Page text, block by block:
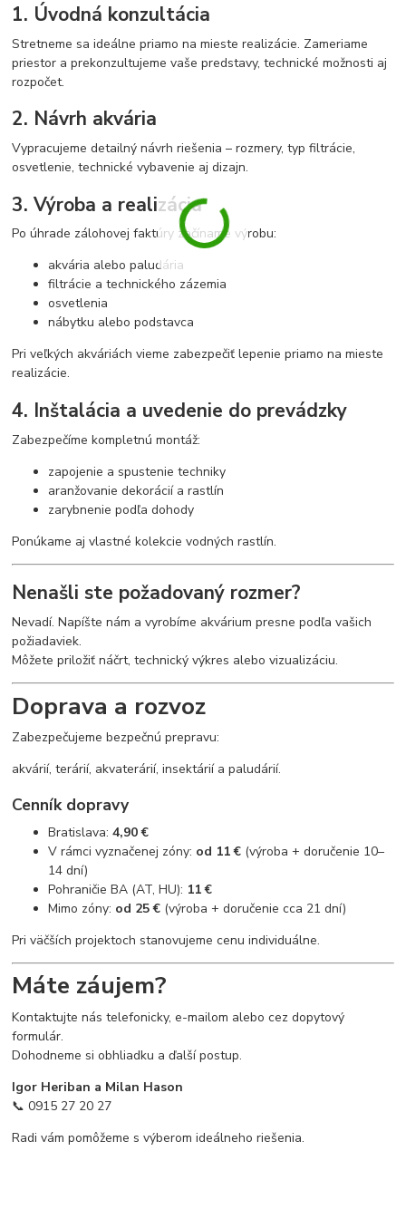
1. Úvodná konzultácia
Stretneme sa ideálne priamo na mieste realizácie. Zameriame
priestor a prekonzultujeme vaše predstavy, technické možnosti aj
rozpočet.
2. Návrh akvária
Vypracujeme detailný návrh riešenia – rozmery, typ filtrácie,
osvetlenie, technické vybavenie aj dizajn.
3. Výroba a realizácia
Po úhrade zálohovej faktúry začíname výrobu:
akvária alebo paludária
filtrácie a technického zázemia
osvetlenia
nábytku alebo podstavca
Pri veľkých akváriách vieme zabezpečiť lepenie priamo na mieste
realizácie.
4. Inštalácia a uvedenie do prevádzky
Zabezpečíme kompletnú montáž:
zapojenie a spustenie techniky
aranžovanie dekorácií a rastlín
zarybnenie podľa dohody
Ponúkame aj vlastné kolekcie vodných rastlín.
Nenašli ste požadovaný rozmer?
Nevadí. Napíšte nám a vyrobíme akvárium presne podľa vašich
požiadaviek.
Môžete priložiť náčrt, technický výkres alebo vizualizáciu.
Doprava a rozvoz
Zabezpečujeme bezpečnú prepravu:
akvárií, terárií, akvaterárií, insektárií a paludárií.
Cenník dopravy
Bratislava:4,90 €
V rámci vyznačenej zóny: od 11 € (výroba + doručenie 10–
14 dní)
Pohraničie BA (AT, HU): 11 €
Mimo zóny: od 25 € (výroba + doručenie cca 21 dní)
Pri väčších projektoch stanovujeme cenu individuálne.
Máte záujem?
Kontaktujte nás telefonicky, e-mailom alebo cez dopytový
formulár.
Dohodneme si obhliadku a ďalší postup.
Igor Heriban a Milan Hason
📞 0915 27 20 27
Radi vám pomôžeme s výberom ideálneho riešenia.